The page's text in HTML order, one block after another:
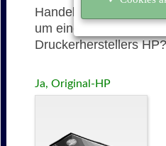
Handelt es sich bei
um eine originale
Druckerherstellers HP?
Ja, Original-HP